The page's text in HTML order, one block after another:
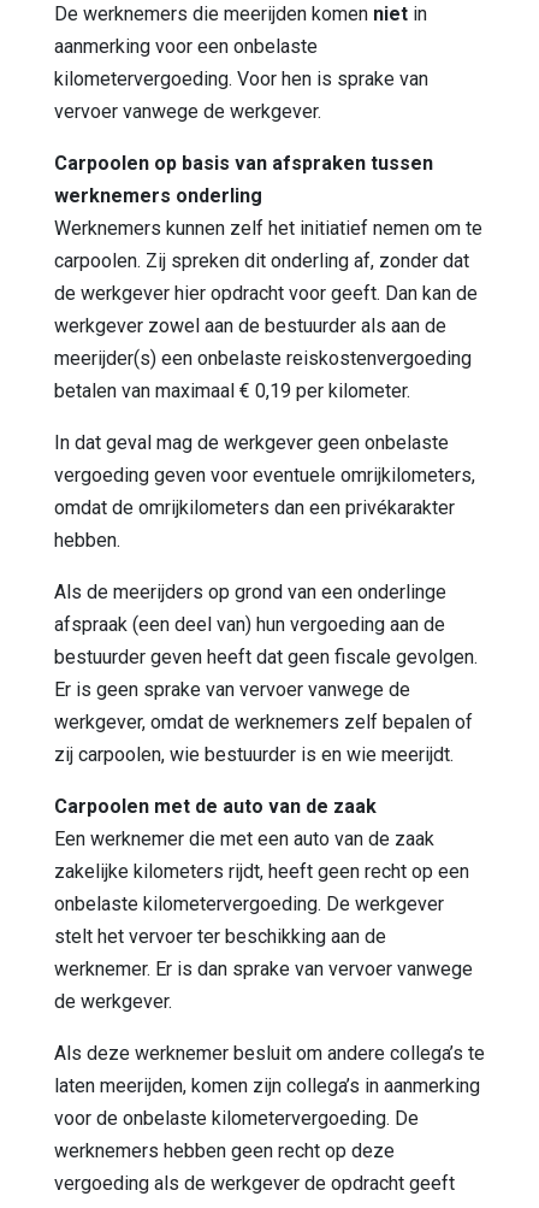
De werknemers die meerijden komen niet in
aanmerking voor een onbelaste
kilometervergoeding. Voor hen is sprake van
vervoer vanwege de werkgever.
Carpoolen op basis van afspraken tussen
werknemers onderling
Werknemers kunnen zelf het initiatief nemen om te
carpoolen. Zij spreken dit onderling af, zonder dat
de werkgever hier opdracht voor geeft. Dan kan de
werkgever zowel aan de bestuurder als aan de
meerijder(s) een onbelaste reiskostenvergoeding
betalen van maximaal € 0,19 per kilometer.
In dat geval mag de werkgever geen onbelaste
vergoeding geven voor eventuele omrijkilometers,
omdat de omrijkilometers dan een privékarakter
hebben.
Als de meerijders op grond van een onderlinge
afspraak (een deel van) hun vergoeding aan de
bestuurder geven heeft dat geen fiscale gevolgen.
Er is geen sprake van vervoer vanwege de
werkgever, omdat de werknemers zelf bepalen of
zij carpoolen, wie bestuurder is en wie meerijdt.
Carpoolen met de auto van de zaak
Een werknemer die met een auto van de zaak
zakelijke kilometers rijdt, heeft geen recht op een
onbelaste kilometervergoeding. De werkgever
stelt het vervoer ter beschikking aan de
werknemer. Er is dan sprake van vervoer vanwege
de werkgever.
Als deze werknemer besluit om andere collega’s te
laten meerijden, komen zijn collega’s in aanmerking
voor de onbelaste kilometervergoeding. De
werknemers hebben geen recht op deze
vergoeding als de werkgever de opdracht geeft